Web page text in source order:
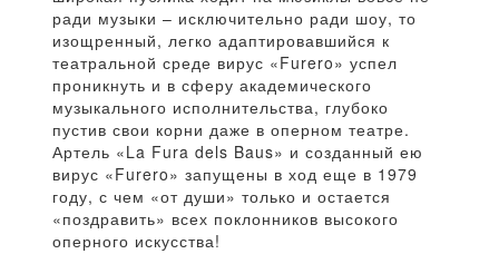
ради музыки – исключительно ради шоу, то
изощренный, легко адаптировавшийся к
театральной среде вирус «Furero» успел
проникнуть и в сферу академического
музыкального исполнительства, глубоко
пустив свои корни даже в оперном театре.
Артель «La Fura dels Baus» и созданный ею
вирус «Furero» запущены в ход еще в 1979
году, с чем «от души» только и остается
«поздравить» всех поклонников высокого
оперного искусства!